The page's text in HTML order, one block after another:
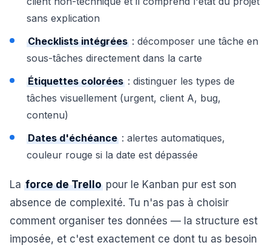
sans explication
Checklists intégrées : décomposer une tâche en
sous-tâches directement dans la carte
Étiquettes colorées : distinguer les types de
tâches visuellement (urgent, client A, bug,
contenu)
Dates d'échéance : alertes automatiques,
couleur rouge si la date est dépassée
La force de Trello pour le Kanban pur est son
absence de complexité. Tu n'as pas à choisir
comment organiser tes données — la structure est
imposée, et c'est exactement ce dont tu as besoin